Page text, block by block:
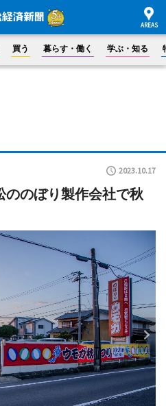
買う 暮らす・働く 学ぶ・知る
2023.10.17
ののぼり製作会社で秋